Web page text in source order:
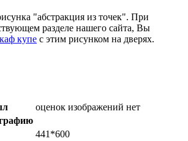
"абстракция из точек". При
разделе нашего сайта, Вы
купе с этим рисунком на дверях.
оценок изображений нет
441*600